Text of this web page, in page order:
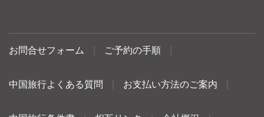
お問合せフォーム ご予約の手順
中国旅行よくある質問 お支払い方法のご案内